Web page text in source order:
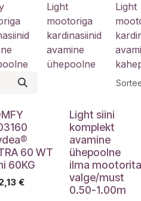
Light
mootoriga
kardinasiinid
avamine
ühepoolne
Light
60 WT
60KG
€
Light siini
komplekt
avamine
ühepoolne
ilma mootorita
valge/must
0.50-1.00m